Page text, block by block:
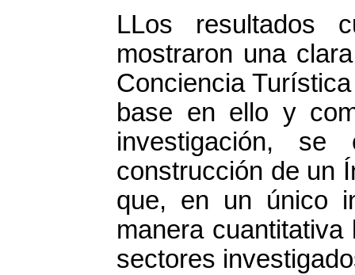
LLos resultados
mostraron una
Conciencia
base en ello y
investigación, se
construcción de un
que, en un único
manera
sectores